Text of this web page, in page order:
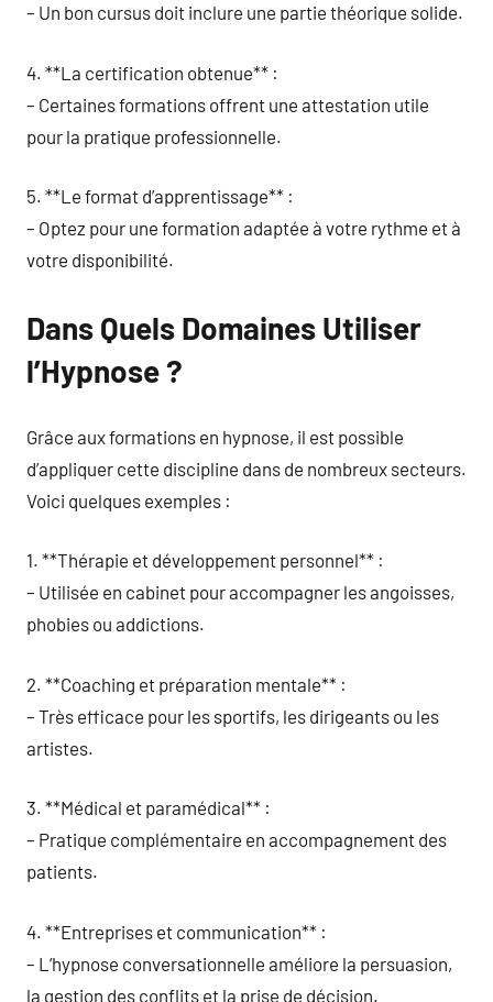
– Un bon cursus doit inclure une partie théorique solide.
4. **La certification obtenue** :
– Certaines formations offrent une attestation utile
pour la pratique professionnelle.
5. **Le format d’apprentissage** :
– Optez pour une formation adaptée à votre rythme et à
votre disponibilité.
Dans Quels Domaines Utiliser
l’Hypnose ?
Grâce aux formations en hypnose, il est possible
d’appliquer cette discipline dans de nombreux secteurs.
Voici quelques exemples :
1. **Thérapie et développement personnel** :
– Utilisée en cabinet pour accompagner les angoisses,
phobies ou addictions.
2. **Coaching et préparation mentale** :
– Très efficace pour les sportifs, les dirigeants ou les
artistes.
3. **Médical et paramédical** :
– Pratique complémentaire en accompagnement des
patients.
4. **Entreprises et communication** :
– L’hypnose conversationnelle améliore la persuasion,
la gestion des conflits et la prise de décision.